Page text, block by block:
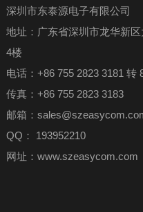
深圳市东泰源电子有限公司
地址：广东省深圳市龙华新
4楼
电话：+86 755 2823 3181 转
传真：+86 755 2823 3183
邮箱：
QQ： 193952210
网址： www.szeasycom.com